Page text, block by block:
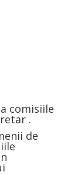
comisiile
.
de